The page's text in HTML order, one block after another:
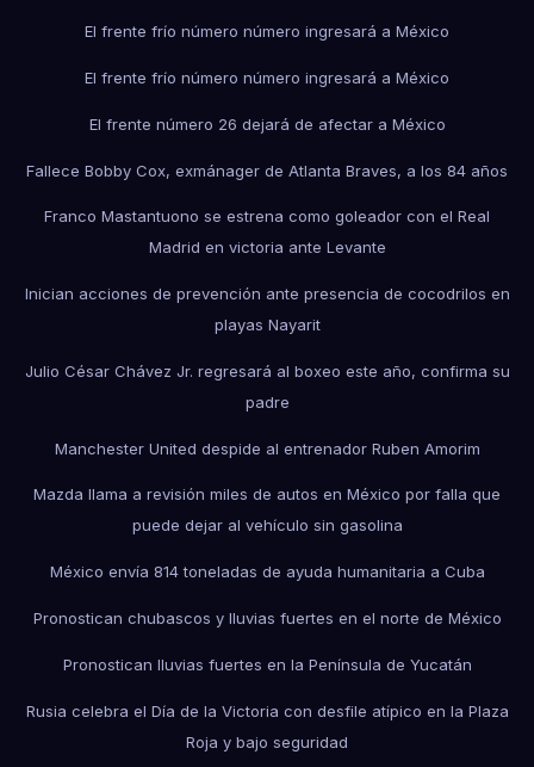
El frente frío número número ingresará a México
El frente frío número número ingresará a México
El frente número 26 dejará de afectar a México
Fallece Bobby Cox, exmánager de Atlanta Braves, a los 84 años
Franco Mastantuono se estrena como goleador con el Real
Madrid en victoria ante Levante
Inician acciones de prevención ante presencia de cocodrilos en
playas Nayarit
Julio César Chávez Jr. regresará al boxeo este año, confirma su
padre
Manchester United despide al entrenador Ruben Amorim
Mazda llama a revisión miles de autos en México por falla que
puede dejar al vehículo sin gasolina
México envía 814 toneladas de ayuda humanitaria a Cuba
Pronostican chubascos y lluvias fuertes en el norte de México
Pronostican lluvias fuertes en la Península de Yucatán
Rusia celebra el Día de la Victoria con desfile atípico en la Plaza
Roja y bajo seguridad